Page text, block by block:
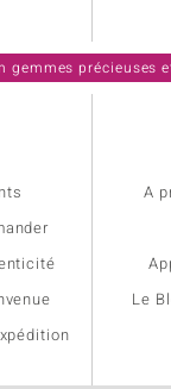
A
Le
gemmes précieuses